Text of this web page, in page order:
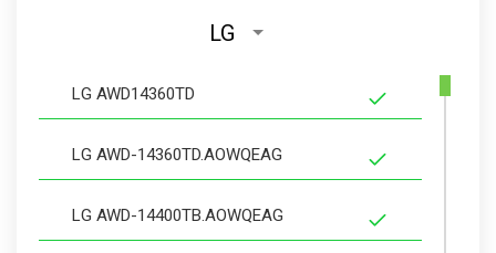
LG
LG AWD14360TD
LG AWD-14360TD.AOWQEAG
LG AWD-14400TB.AOWQEAG